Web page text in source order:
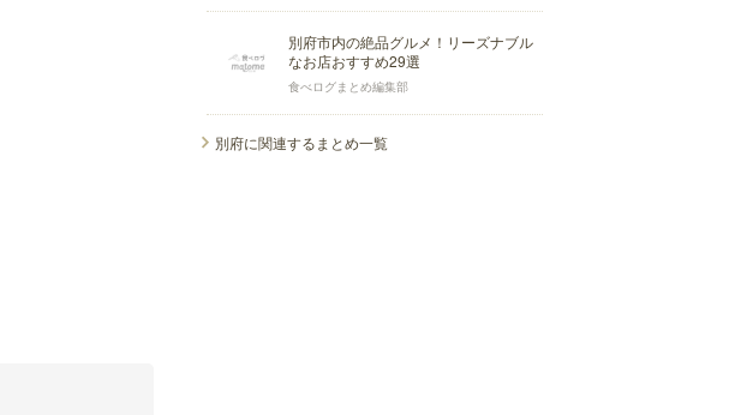
別府市内の絶品グルメ！リーズナブル
なお店おすすめ29選
食べログまとめ編集部
別府に関連するまとめ一覧